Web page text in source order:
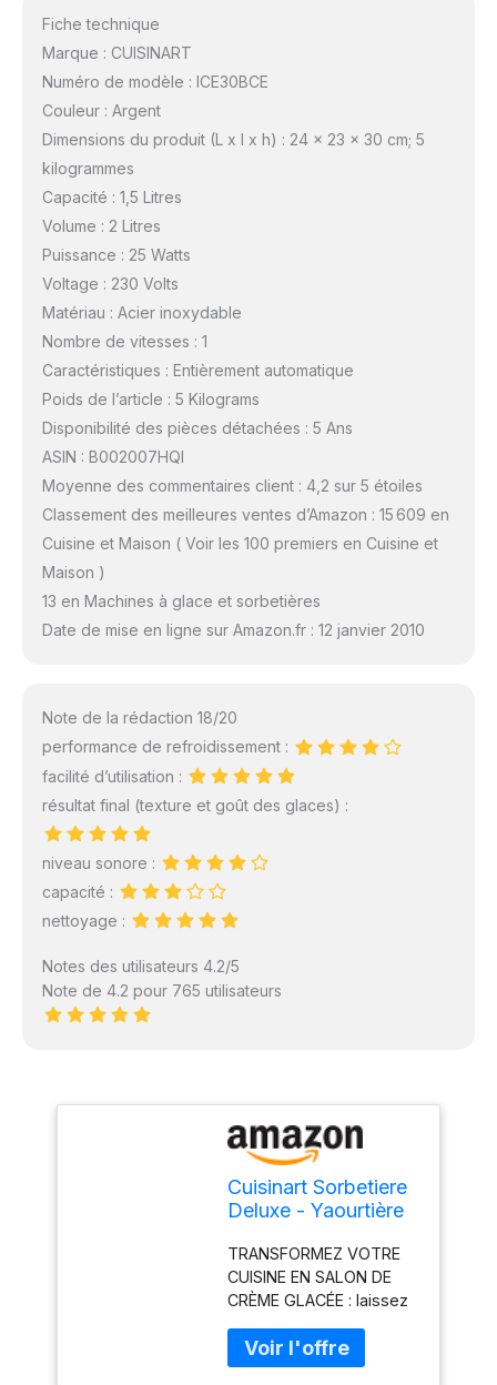
Fiche technique
Marque : CUISINART
Numéro de modèle : ICE30BCE
Couleur : Argent
Dimensions du produit (L x l x h) : 24 x 23 x 30 cm; 5
kilogrammes
Capacité : 1,5 Litres
Volume : 2 Litres
Puissance : 25 Watts
Voltage : 230 Volts
Matériau : Acier inoxydable
Nombre de vitesses : 1
Caractéristiques : Entièrement automatique
Poids de l’article : 5 Kilograms
Disponibilité des pièces détachées : 5 Ans
ASIN : B002007HQI
Moyenne des commentaires client : 4,2 sur 5 étoiles
Classement des meilleures ventes d’Amazon : 15 609 en
Cuisine et Maison ( Voir les 100 premiers en Cuisine et
Maison )
13 en Machines à glace et sorbetières
Date de mise en ligne sur Amazon.fr : 12 janvier 2010
Note de la rédaction 18/20
performance de refroidissement :
facilité d’utilisation :
résultat final (texture et goût des glaces) :
niveau sonore :
capacité :
nettoyage :
Notes des utilisateurs 4.2/5
Note de 4.2 pour 765 utilisateurs
Cuisinart Sorbetiere
Deluxe - Yaourtière
Desserts maison -
Facile à utiliser à la
maison - Prêt en 25
minutes - Garantie
de 5 ans - Capacité
de 2L - Argent
TRANSFORMEZ VOTRE
CUISINE EN SALON DE
CRÈME GLACÉE : laissez
imagination avec cette
sorbetière. Sorbets ou